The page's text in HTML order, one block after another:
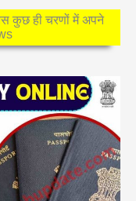
कुछ ही चरणों में अपने